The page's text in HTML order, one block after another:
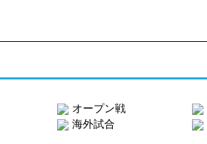
オープン戦
海外試合